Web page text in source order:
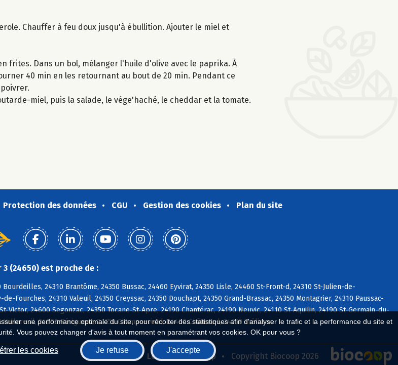
une performance optimale du site, pour récolter des statistiques afin d'analyser le trafic et la performance du site et
Vous pouvez changer d'avis à tout moment en paramétrant vos cookies. OK pour vous ?
les cookies Je refuse J'accepte
Chauffer à feu doux jusqu'à ébullition. Ajouter le miel et
frites. Dans un bol, mélanger l'huile d'olive avec le paprika. À
40 min en les retournant au bout de 20 min. Pendant ce
miel, puis la salade, le vége'haché, le cheddar et la tomate.
Protection des données CGU Gestion des cookies Plan du site
(24650) est proche de :
Bourdeilles, 24310 Brantôme, 24350 Bussac, 24460 Eyvirat, 24350 Lisle, 24460 St-Front-d, 24310 St-Julien-de-
Fourches, 24310 Valeuil, 24350 Creyssac, 24350 Douchapt, 24350 Grand-Brassac, 24350 Montagrier, 24310 Paussac-
Victor, 24600 Segonzac, 24350 Tocane-St-Apre, 24190 Chantérac, 24190 Neuvic, 24110 St-Aquilin, 24190 St-Germain-du-
Vallereuil, 24000 Périgueux, 24750 Champcevinel, 24460 Château-l, 24750 Trélissac
Biocoop.fr Le réseau Biocoop Copyright Biocoop 2026